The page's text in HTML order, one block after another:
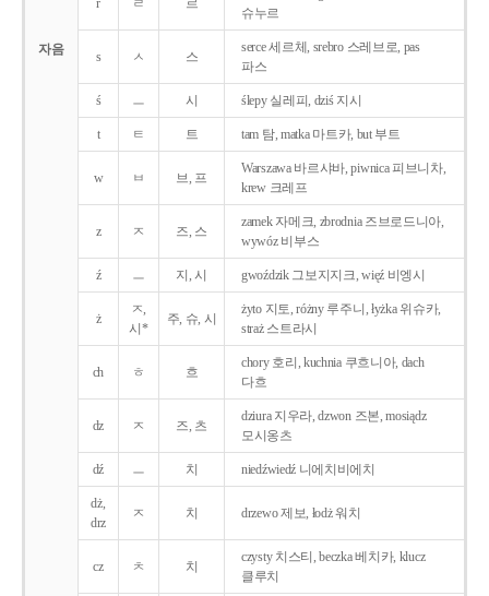
자음
r ㄹ 르
슈누르
s ㅅ 스
serce 세르체, srebro 스레브로, pas
파스
ś ㅡ 시 ślepy 실레피, dziś 지시
t ㅌ 트 tam 탐, matka 마트카, but 부트
w ㅂ 브, 프
Warszawa 바르샤바, piwnica 피브니차,
krew 크레프
z ㅈ 즈, 스
zamek 자메크, zbrodnia 즈브로드니아,
wywóz 비부스
ź ㅡ 지, 시 gwoździk 그보지지크, więź 비엥시
ż
ㅈ,
시*
주, 슈, 시
żyto 지토, różny 루주니, łyżka 위슈카,
straż 스트라시
ch ㅎ 흐
chory 호리, kuchnia 쿠흐니아, dach
다흐
dz ㅈ 즈, 츠
dziura 지우라, dzwon 즈본, mosiądz
모시옹츠
dź ㅡ 치 niedźwiedź 니에치비에치
dż,
drz
ㅈ 치 drzewo 제보, łodż 워치
cz ㅊ 치
czysty 치스티, beczka 베치카, klucz
클루치